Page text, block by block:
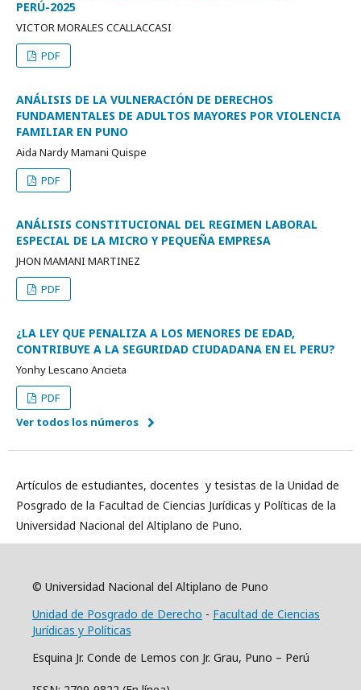
PERÚ-2025
VICTOR MORALES CCALLACCASI
PDF
ANÁLISIS DE LA VULNERACIÓN DE DERECHOS
FUNDAMENTALES DE ADULTOS MAYORES POR VIOLENCIA
FAMILIAR EN PUNO
Aida Nardy Mamani Quispe
PDF
ANÁLISIS CONSTITUCIONAL DEL REGIMEN LABORAL
ESPECIAL DE LA MICRO Y PEQUEÑA EMPRESA
JHON MAMANI MARTINEZ
PDF
¿LA LEY QUE PENALIZA A LOS MENORES DE EDAD,
CONTRIBUYE A LA SEGURIDAD CIUDADANA EN EL PERU?
Yonhy Lescano Ancieta
PDF
Ver todos los números
Artículos de estudiantes, docentes y tesistas de la Unidad de
Posgrado de la Facultad de Ciencias Jurídicas y Políticas de la
Universidad Nacional del Altiplano de Puno.
© Universidad Nacional del Altiplano de Puno
Unidad de Posgrado de Derecho - Facultad de Ciencias
Jurídicas y Políticas
Esquina Jr. Conde de Lemos con Jr. Grau, Puno – Perú